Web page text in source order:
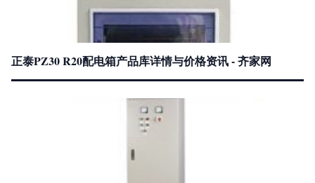
正泰PZ30 R20配电箱产品库详情与价格资讯 - 齐家网